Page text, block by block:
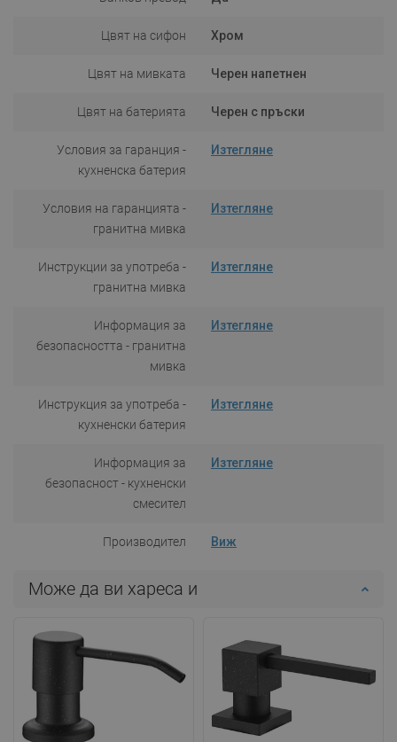
Цвят на сифон Хром
Цвят на мивката Черен напетнен
Цвят на батерията Черен с пръски
Условия за гаранция -
кухненска батерия
Изтегляне
Условия на гаранцията -
гранитна мивка
Изтегляне
Инструкции за употреба -
гранитна мивка
Изтегляне
Информация за
безопасността - гранитна
мивка
Изтегляне
Инструкция за употреба -
кухненски батерия
Изтегляне
Информация за
безопасност - кухненски
смесител
Изтегляне
Производител Виж
Може да ви хареса и